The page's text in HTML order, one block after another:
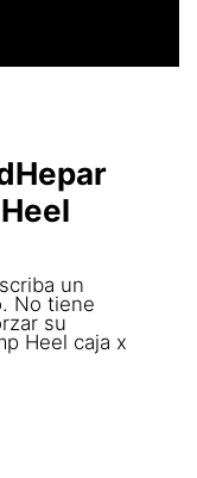
un
No tiene
su
Heel caja x